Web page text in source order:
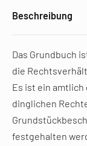
Beschreibung
Das Grundbuch
die
Es ist ein
dinglichen
festgehalten